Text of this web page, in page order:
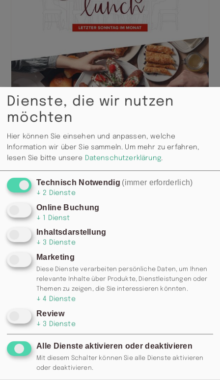
Dienste, die wir nutzen
möchten
Hier können Sie einsehen und anpassen, welche
Information wir über Sie sammeln. Um mehr zu erfahren,
lesen Sie bitte unsere Datenschutzerklärung.
Technisch Notwendig (immer erforderlich)
↓ 2 Dienste
Online Buchung
↓ 1 Dienst
Inhaltsdarstellung
↓ 3 Dienste
Marketing
Diese Dienste verarbeiten persönliche Daten, um Ihnen
relevante Inhalte über Produkte, Dienstleistungen oder
Themen zu zeigen, die Sie interessieren könnten.
↓ 4 Dienste
Review
↓ 3 Dienste
Alle Dienste aktivieren oder deaktivieren
Mit diesem Schalter können Sie alle Dienste aktivieren
oder deaktivieren.